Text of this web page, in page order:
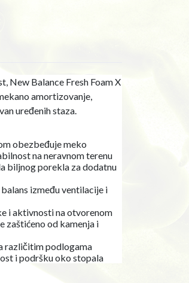
New Balance Fresh Foam X
amortizovanje,
uređenih staza.
obezbeđuje meko
na neravnom terenu
biljnog porekla za dodatnu
između ventilacije i
i aktivnosti na otvorenom
zaštićeno od kamenja i
različitim podlogama
i podršku oko stopala